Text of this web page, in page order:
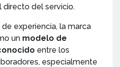
del servicio.
experiencia, la marca
un modelo de
entre los
especialmente